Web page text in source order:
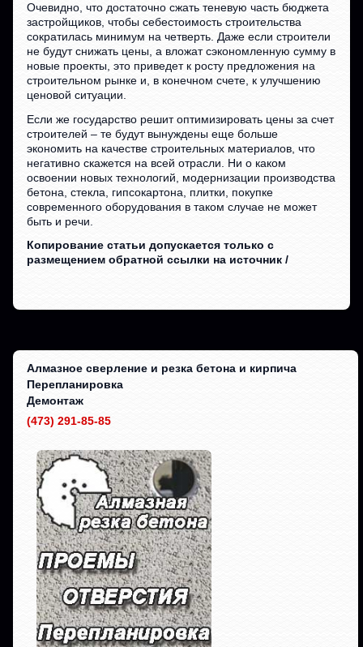
Очевидно, что достаточно сжать теневую часть бюджета
застройщиков, чтобы себестоимость строительства
сократилась минимум на четверть. Даже если строители
не будут снижать цены, а вложат сэкономленную сумму в
новые проекты, это приведет к росту предложения на
строительном рынке и, в конечном счете, к улучшению
ценовой ситуации.
Если же государство решит оптимизировать цены за счет
строителей – те будут вынуждены еще больше
экономить на качестве строительных материалов, что
негативно скажется на всей отрасли. Ни о каком
освоении новых технологий, модернизации производства
бетона, стекла, гипсокартона, плитки, покупке
современного оборудования в таком случае не может
быть и речи.
Копирование статьи допускается только с
размещением обратной ссылки на источник /
Алмазное сверление и резка бетона и кирпича
Перепланировка
Демонтаж
(473) 291-85-85